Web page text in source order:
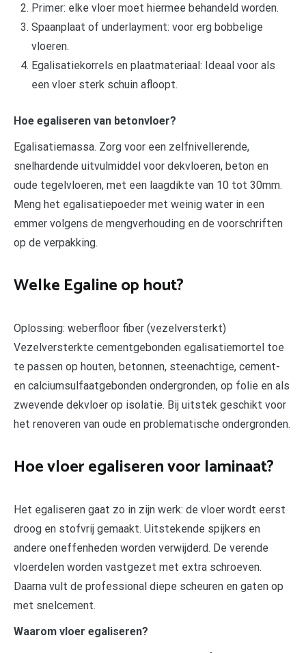
Primer: elke vloer moet hiermee behandeld worden.
Spaanplaat of underlayment: voor erg bobbelige
vloeren.
Egalisatiekorrels en plaatmateriaal: Ideaal voor als
een vloer sterk schuin afloopt.
Hoe egaliseren van betonvloer?
Egalisatiemassa. Zorg voor een zelfnivellerende,
snelhardende uitvulmiddel voor dekvloeren, beton en
oude tegelvloeren, met een laagdikte van 10 tot 30mm.
Meng het egalisatiepoeder met weinig water in een
emmer volgens de mengverhouding en de voorschriften
op de verpakking.
Welke Egaline op hout?
Oplossing: weberfloor fiber (vezelversterkt)
Vezelversterkte cementgebonden egalisatiemortel toe
te passen op houten, betonnen, steenachtige, cement-
en calciumsulfaatgebonden ondergronden, op folie en als
zwevende dekvloer op isolatie. Bij uitstek geschikt voor
het renoveren van oude en problematische ondergronden.
Hoe vloer egaliseren voor laminaat?
Het egaliseren gaat zo in zijn werk: de vloer wordt eerst
droog en stofvrij gemaakt. Uitstekende spijkers en
andere oneffenheden worden verwijderd. De verende
vloerdelen worden vastgezet met extra schroeven.
Daarna vult de professional diepe scheuren en gaten op
met snelcement.
Waarom vloer egaliseren?